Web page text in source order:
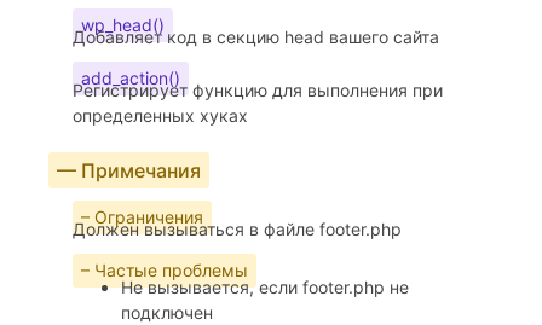
wp_head()
Добавляет код в секцию head вашего сайта
add_action()
Регистрирует функцию для выполнения при
определенных хуках
— Примечания
– Ограничения
Должен вызываться в файле footer.php
– Частые проблемы
Не вызывается, если footer.php не
подключен